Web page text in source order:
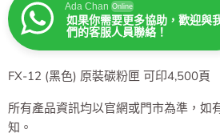
Ada Chan Online
如果你需要更多協助，歡迎與
們的客服人員聯絡！
FX-12 (黑色) 原裝碳粉匣 可印4,500頁
所有產品資訊均以官網或門市為準，如
知。